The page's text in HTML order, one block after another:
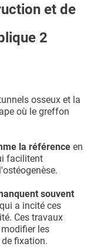
et de
2
osseux et la
où le greffon
la référence en
facilitent
souvent
a incité ces
Ces travaux
les
fixation.